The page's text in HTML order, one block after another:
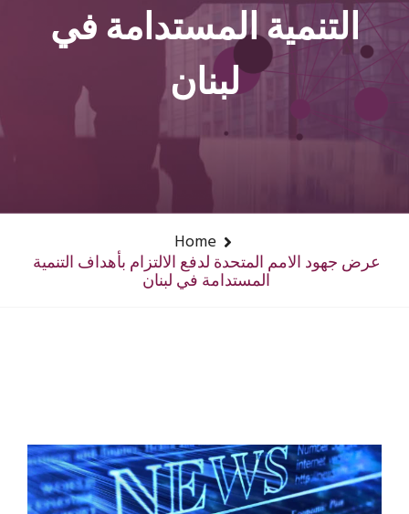
التنمية المستدامة في
لبنان
Home
عرض جهود الامم المتحدة لدفع الالتزام بأهداف التنمية
المستدامة في لبنان